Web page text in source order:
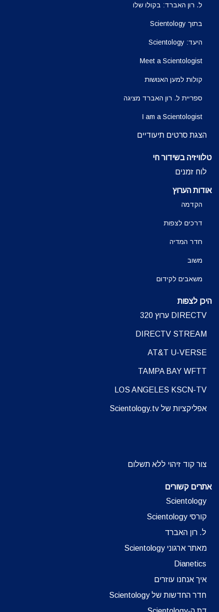
ל. רון האברד: בקולו שלו
בתוך Scientology
היעד: Scientology
Meet a Scientologist
קולות למען האנושות
ספריית ל. רון האברד מציגה
I am a Scientologist
הצגת סרטים תיעודיים
טלוויזיה בשידור חי
לוח זמנים
אודות הערוץ
הקדמה
דרכים לצפות
חדר המדיה
משוב
משאבים לקידום
היכן לצפות
DIRECTV ערוץ 320
DIRECTV STREAM
AT&T U-VERSE
TAMPA BAY WFTT
LOS ANGELES KSCN-TV
אפליקציות של Scientology.tv
צור קוד זיהוי ללא תשלום
אתרים קשורים
Scientology
קורסי Scientology
ל. רון האברד
מאתר ארגוני Scientology
Dianetics
איך אנחנו עוזרים
חדר החדשות של Scientology